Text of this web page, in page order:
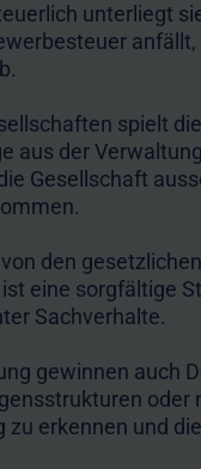
unterliegt
spielt
aus der
Gesellschaft
den
eine sorgfältige
Sachverhalte.
gewinnen auch
erkennen und